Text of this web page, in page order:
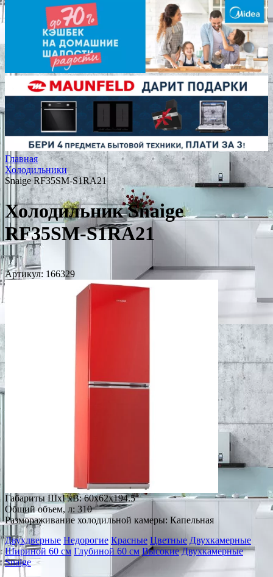
Главная
Холодильники
Snaige RF35SM-S1RA21
Холодильник Snaige
RF35SM-S1RA21
Артикул: 166329
Габариты ШxГxВ: 60x62x194.5
Общий объем, л: 310
Размораживание холодильной камеры: Капельная
Двухдверные Недорогие Красные Цветные Двухкамерные
Шириной 60 см Глубиной 60 см Высокие Двухкамерные
Snaige